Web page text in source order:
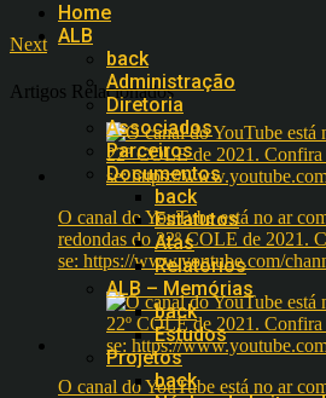
Home
ALB
back
Administração
Diretoria
Associados
Parceiros
Documentos
back
Estatutos
Atas
Relatórios
ALB – Memórias
back
Estudos
Projetos
back
Next
Artigos Relacionados
O canal do YouTube está no ar
redondas do 22º COLE de 2021.
se: https://www.youtube.com/
O canal do YouTube está no ar